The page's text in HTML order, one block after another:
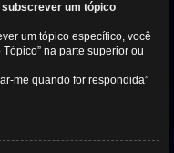
um tópico
um tópico específico, você
na parte superior ou
me quando for respondida”